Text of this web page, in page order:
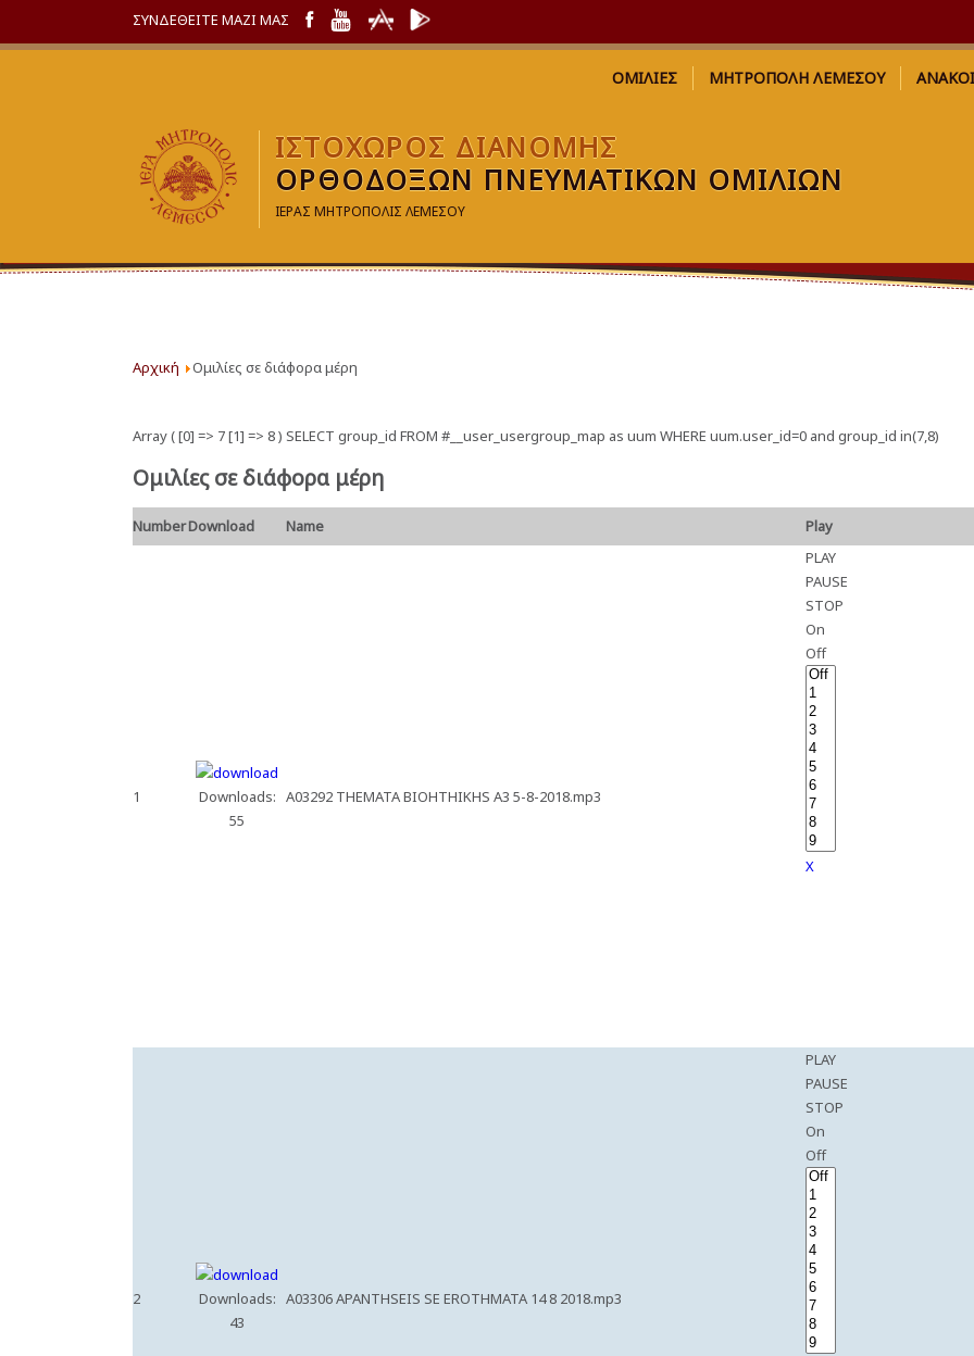
ΣΥΝΔΕΘΕΙΤΕ ΜΑΖΙ ΜΑΣ
ΟΜΙΛΙΕΣ ΜΗΤΡΟΠΟΛΗ ΛΕΜΕΣΟΥ
ΙΣΤΟΧΩΡΟΣ ΔΙΑΝΟΜΗΣ
ΟΡΘΟΔΟΞΩΝ ΠΝΕΥΜΑΤΙΚΩΝ ΟΜΙΛΙΩΝ
ΙΕΡΑΣ ΜΗΤΡΟΠΟΛΙΣ ΛΕΜΕΣΟΥ
Αρχική Ομιλίες σε διάφορα μέρη
Array ( [0] => 7 [1] => 8 ) SELECT group_id FROM #__user_usergroup_map as uum WHERE uum.user_id=0 and group_id in(7,8)
Ομιλίες σε διάφορα μέρη
NumberDownload Name Play
1
Downloads:
55
A03292 THEMATA BIOHTHIKHS A3 5-8-2018.mp3
PLAY
PAUSE
STOP
On
Off
X
2
Downloads:
43
A03306 APANTHSEIS SE EROTHMATA 14 8 2018.mp3
PLAY
PAUSE
STOP
On
Off